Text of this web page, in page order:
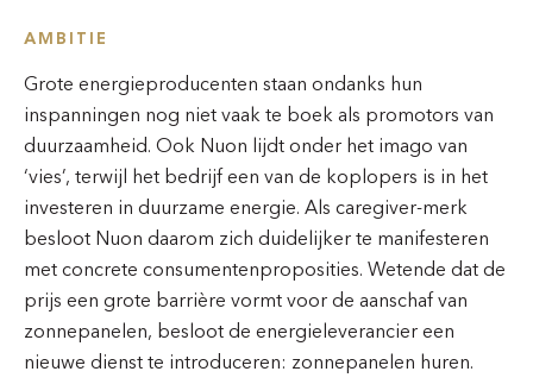
AMBITIE
Grote energieproducenten staan ondanks hun
inspanningen nog niet vaak te boek als promotors van
duurzaamheid. Ook Nuon lijdt onder het imago van
‘vies’, terwijl het bedrijf een van de koplopers is in het
investeren in duurzame energie. Als caregiver-merk
besloot Nuon daarom zich duidelijker te manifesteren
met concrete consumentenproposities. Wetende dat de
prijs een grote barrière vormt voor de aanschaf van
zonnepanelen, besloot de energieleverancier een
nieuwe dienst te introduceren: zonnepanelen huren.